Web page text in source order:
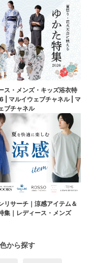
ス・メンズ・キッズ浴衣特
| マルイウェブチャネル | マ
ブチャネル
リサーチ｜涼感アイテム＆
集｜レディース・メンズ
から探す